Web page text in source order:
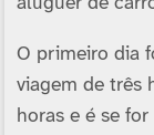
O primeiro dia
viagem de três
horas e é se